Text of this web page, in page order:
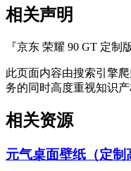
相关声明
『京东 荣耀 90 GT 定
此页面内容由搜索引擎
务的同时高度重视知识
相关资源
元气桌面壁纸（定